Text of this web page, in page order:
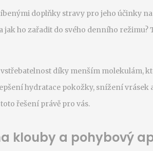
doplňky stravy pro jeho účinky
ho zařadit do svého denního režimu?
díky menším molekulám,
hydratace pokožky, snížení vrásek
řešení právě pro vás.
klouby a pohybový